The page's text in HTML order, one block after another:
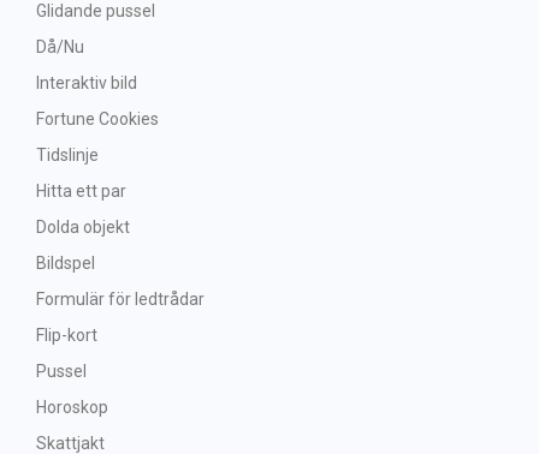
Glidande pussel
Då/Nu
Interaktiv bild
Fortune Cookies
Tidslinje
Hitta ett par
Dolda objekt
Bildspel
Formulär för ledtrådar
Flip-kort
Pussel
Horoskop
Skattjakt